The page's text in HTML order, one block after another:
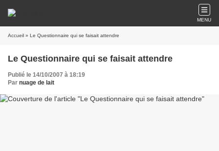
MENU
Accueil » Le Questionnaire qui se faisait attendre
Le Questionnaire qui se faisait attendre
Publié le 14/10/2007 à 18:19
Par nuage de lait